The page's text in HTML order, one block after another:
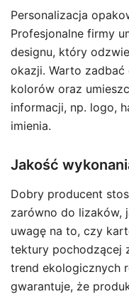
Personalizacja
Profesjonalne firmy
designu, który
okazji. Warto
kolorów oraz
informacji, np. logo,
imienia.
Jakość
Dobry producent
zarówno do lizaków,
uwagę na to, czy
tektury pochodzącej
trend ekologicznych
gwarantuje, że